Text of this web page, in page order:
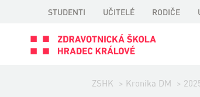
STUDENTI UČITELÉ RODIČE
ZSHK > Kronika DM >